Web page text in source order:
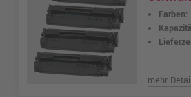
Farben:
mehr